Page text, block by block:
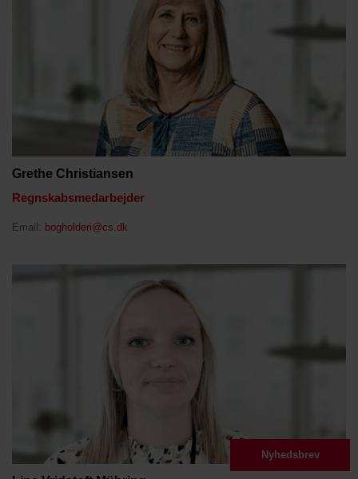
Grethe Christiansen
Regnskabsmedarbejder
Email: bogholderi@cs.dk
Nyhedsbrev